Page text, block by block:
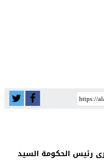
رئيس الحكومة السيد